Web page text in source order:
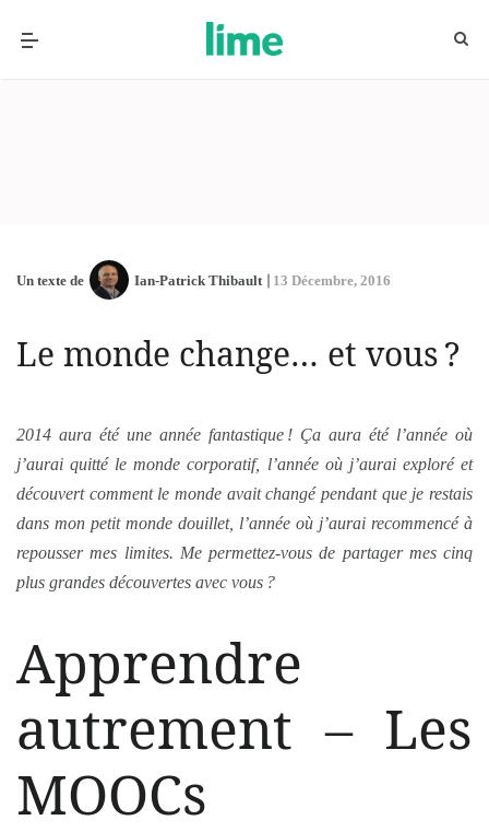
Un texte de Ian-Patrick Thibault 13 Décembre, 2016
Le monde change… et vous ?
2014 aura été une année fantastique ! Ça aura été l’année où
j’aurai quitté le monde corporatif, l’année où j’aurai exploré et
découvert comment le monde avait changé pendant que je restais
dans mon petit monde douillet, l’année où j’aurai recommencé à
repousser mes limites. Me permettez-vous de partager mes cinq
plus grandes découvertes avec vous ?
Apprendre
autrement – Les
MOOCs